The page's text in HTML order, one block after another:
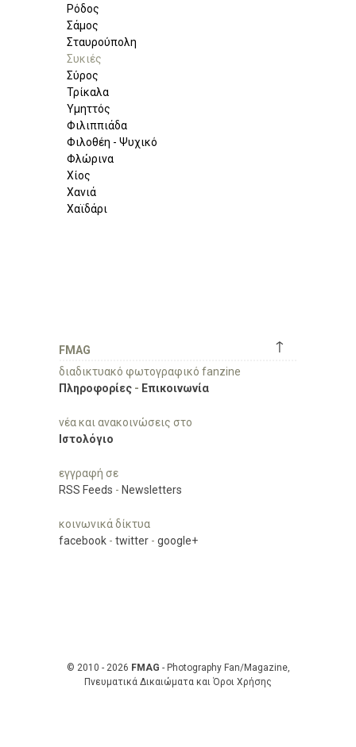
Ρόδος
Σάμος
Σταυρούπολη
Συκιές
Σύρος
Τρίκαλα
Υμηττός
Φιλιππιάδα
Φιλοθέη - Ψυχικό
Φλώρινα
Χίος
Χανιά
Χαϊδάρι
↑
FMAG
διαδικτυακό φωτογραφικό fanzine
Πληροφορίες - Επικοινωνία
νέα και ανακοινώσεις στο
Ιστολόγιο
εγγραφή σε
RSS Feeds - Newsletters
κοινωνικά δίκτυα
facebook - twitter - google+
© 2010 - 2026 FMAG - Photography Fan/Magazine,
Πνευματικά Δικαιώματα και Όροι Χρήσης